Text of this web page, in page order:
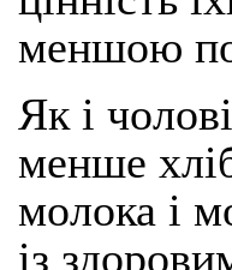
меншою
Як і
менше
молока і
із